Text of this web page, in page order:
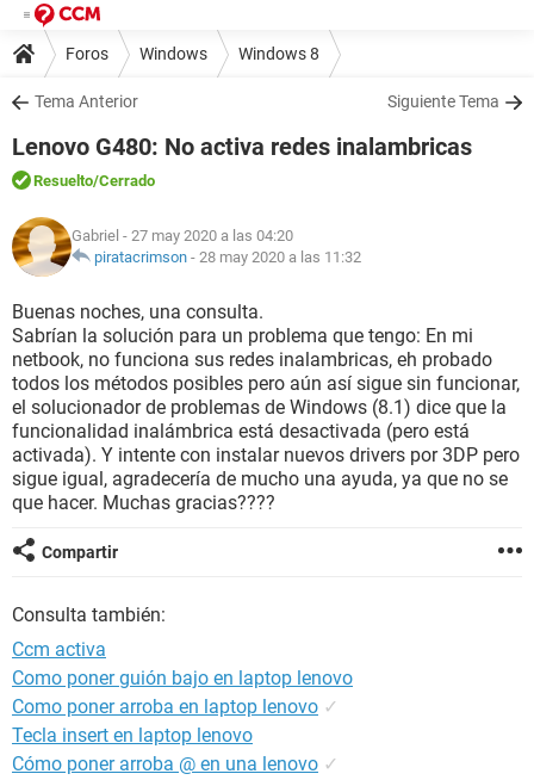
Foros Windows Windows 8
Tema Anterior Siguiente Tema
Lenovo G480: No activa redes inalambricas
Resuelto/Cerrado
Gabriel - 27 may 2020 a las 04:20
piratacrimson - 28 may 2020 a las 11:32
Buenas noches, una consulta.
Sabrían la solución para un problema que tengo: En mi
netbook, no funciona sus redes inalambricas, eh probado
todos los métodos posibles pero aún así sigue sin funcionar,
el solucionador de problemas de Windows (8.1) dice que la
funcionalidad inalámbrica está desactivada (pero está
activada). Y intente con instalar nuevos drivers por 3DP pero
sigue igual, agradecería de mucho una ayuda, ya que no se
que hacer. Muchas gracias????
Compartir
Consulta también:
Ccm activa
Como poner guión bajo en laptop lenovo
Como poner arroba en laptop lenovo ✓
Tecla insert en laptop lenovo
Cómo poner arroba @ en una lenovo ✓